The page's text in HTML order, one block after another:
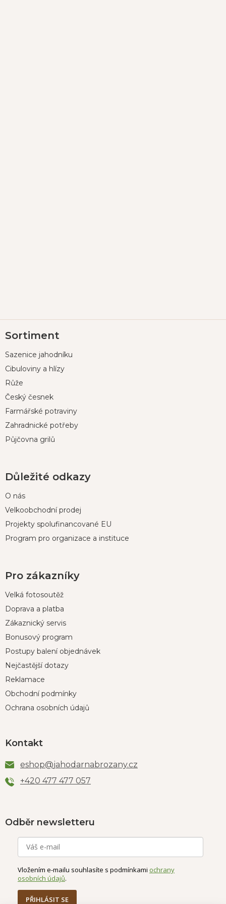
á
a
Sortiment
Sazenice jahodníku
Cibuloviny a hlízy
Růže
Český česnek
Farmářské potraviny
Zahradnické potřeby
Půjčovna grilů
Důležité odkazy
O nás
Velkoobchodní prodej
Projekty spolufinancované EU
Program pro organizace a instituce
Pro zákazníky
Velká fotosoutěž
Doprava a platba
Zákaznický servis
Bonusový program
Postupy balení objednávek
Nejčastější dotazy
Reklamace
Obchodní podmínky
Ochrana osobních údajů
Kontakt
eshop@jahodarnabrozany.cz
+420 477 477 057
Odběr newsletteru
Vložením e-mailu souhlasíte s podmínkami ochrany
osobních údajů.
PŘIHLÁSIT SE